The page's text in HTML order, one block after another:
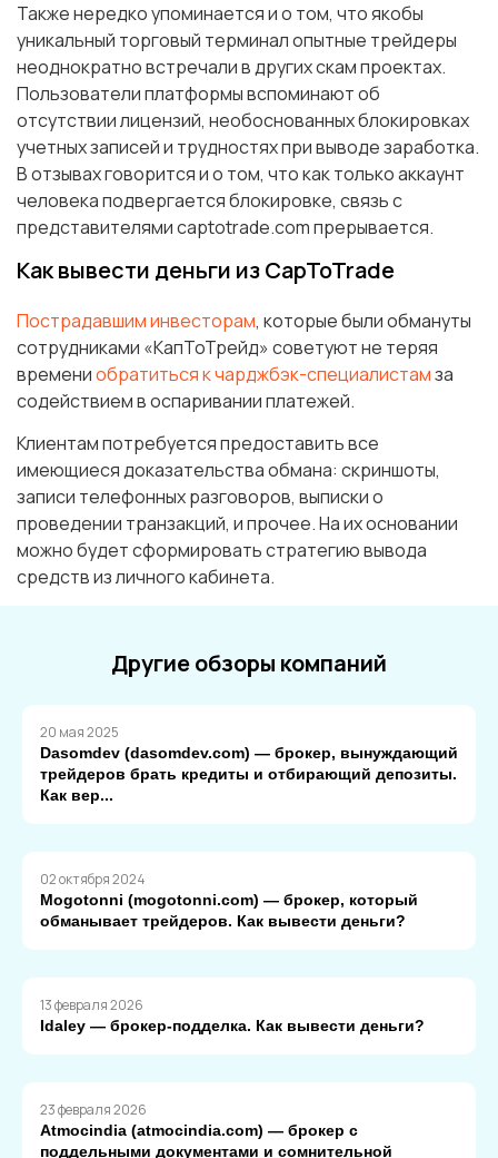
Также нередко упоминается и о том, что якобы
уникальный торговый терминал опытные трейдеры
неоднократно встречали в других скам проектах.
Пользователи платформы вспоминают об
отсутствии лицензий, необоснованных блокировках
учетных записей и трудностях при выводе заработка.
В отзывах говорится и о том, что как только аккаунт
человека подвергается блокировке, связь с
представителями captotrade.com прерывается.
Как вывести деньги из CapToTrade
Пострадавшим инвесторам, которые были обмануты
сотрудниками «КапТоТрейд» советуют не теряя
времениобратиться к чарджбэк-специалистамза
содействием в оспаривании платежей.
Клиентам потребуется предоставить все
имеющиеся доказательства обмана: скриншоты,
записи телефонных разговоров, выписки о
проведении транзакций, и прочее. На их основании
можно будет сформировать стратегию вывода
средств из личного кабинета.
Другие обзоры компаний
20 мая 2025
Dasomdev (dasomdev.com) — брокер, вынуждающий
трейдеров брать кредиты и отбирающий депозиты.
Как вер...
02 октября 2024
Mogotonni (mogotonni.com) — брокер, который
обманывает трейдеров. Как вывести деньги?
13 февраля 2026
Idaley — брокер-подделка. Как вывести деньги?
23 февраля 2026
Atmocindia (atmocindia.com) — брокер с
поддельными документами и сомнительной